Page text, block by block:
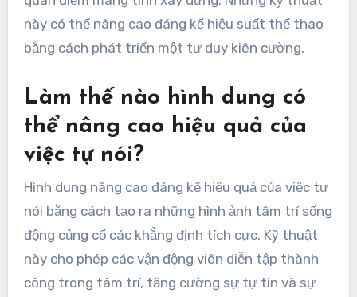
này có thể nâng cao đáng kể hiệu suất thể thao
bằng cách phát triển một tư duy kiên cường.
Làm thế nào hình dung có
thể nâng cao hiệu quả của
việc tự nói?
Hình dung nâng cao đáng kể hiệu quả của việc tự
nói bằng cách tạo ra những hình ảnh tâm trí sống
động củng cố các khẳng định tích cực. Kỹ thuật
này cho phép các vận động viên diễn tập thành
công trong tâm trí, tăng cường sự tự tin và sự